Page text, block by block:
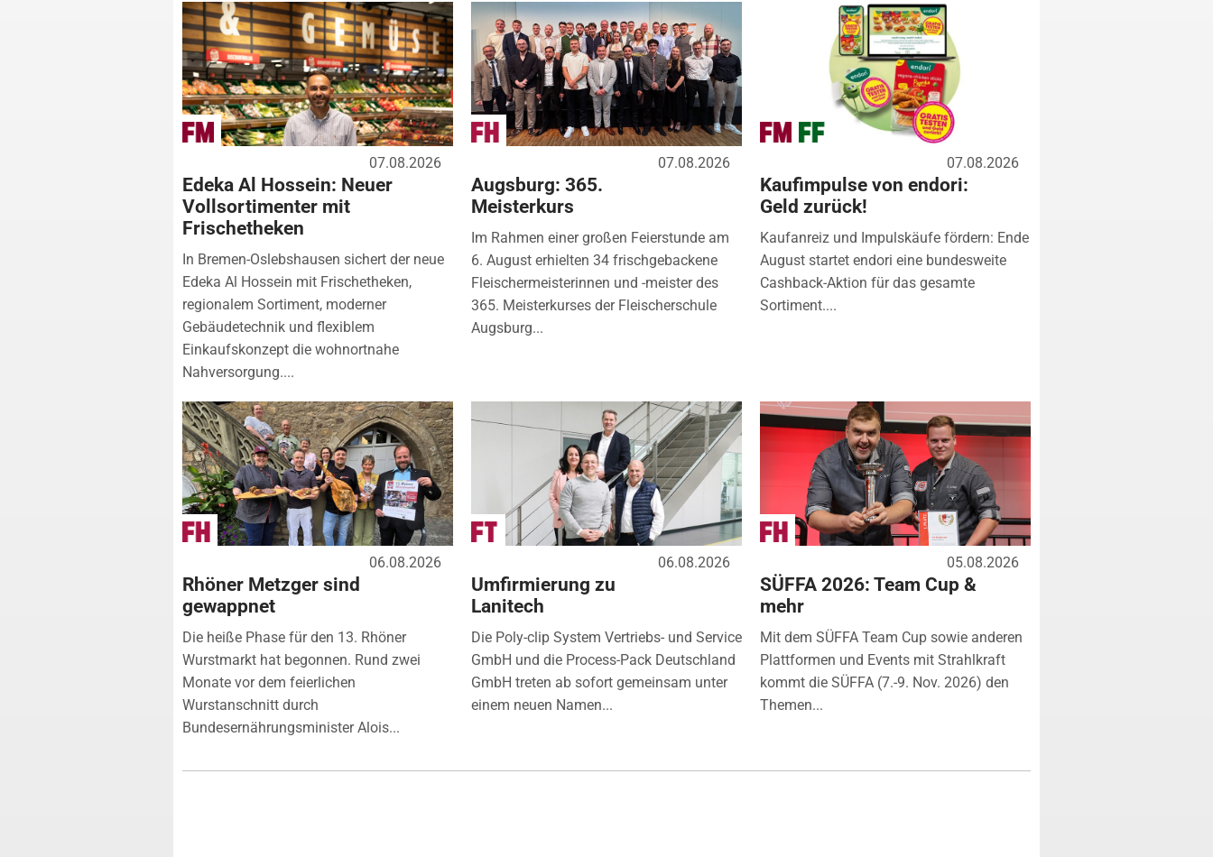
07.08.2026
Edeka Al Hossein: Neuer
Vollsortimenter mit
Frischetheken
In Bremen-Oslebshausen sichert der neue
Edeka Al Hossein mit Frischetheken,
regionalem Sortiment, moderner
Gebäudetechnik und flexiblem
Einkaufskonzept die wohnortnahe
Nahversorgung....
07.08.2026
Augsburg: 365.
Meisterkurs
Im Rahmen einer großen Feierstunde am
6. August erhielten 34 frischgebackene
Fleischermeisterinnen und -meister des
365. Meisterkurses der Fleischerschule
Augsburg...
07.08.2026
Kaufimpulse von endori:
Geld zurück!
Kaufanreiz und Impulskäufe fördern: Ende
August startet endori eine bundesweite
Cashback-Aktion für das gesamte
Sortiment....
06.08.2026
Rhöner Metzger sind
gewappnet
Die heiße Phase für den 13. Rhöner
Wurstmarkt hat begonnen. Rund zwei
Monate vor dem feierlichen
Wurstanschnitt durch
Bundesernährungsminister Alois...
06.08.2026
Umfirmierung zu
Lanitech
Die Poly-clip System Vertriebs- und Service
GmbH und die Process-Pack Deutschland
GmbH treten ab sofort gemeinsam unter
einem neuen Namen...
05.08.2026
SÜFFA 2026: Team Cup &
mehr
Mit dem SÜFFA Team Cup sowie anderen
Plattformen und Events mit Strahlkraft
kommt die SÜFFA (7.-9. Nov. 2026) den
Themen...